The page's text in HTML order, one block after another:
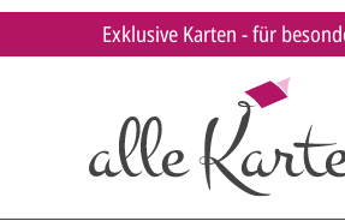
Exklusive Karten - für